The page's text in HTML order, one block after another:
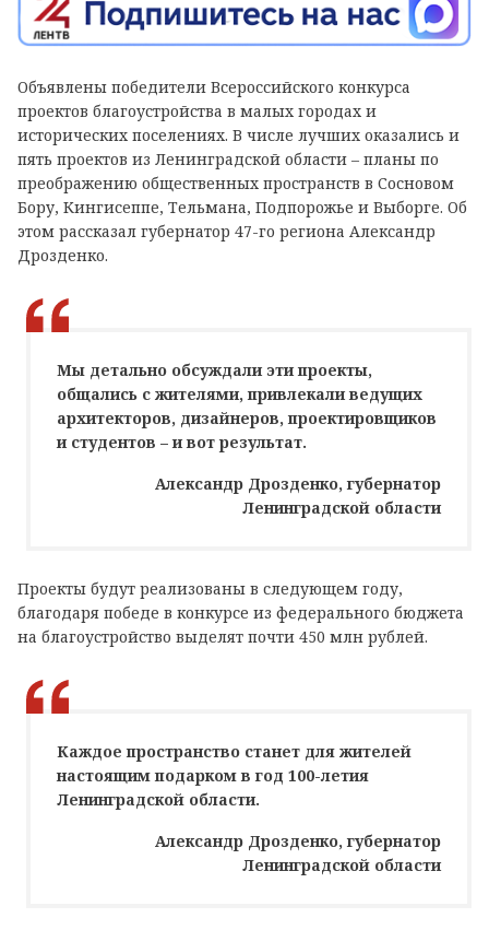
Объявлены победители Всероссийского конкурса
проектов благоустройства в малых городах и
исторических поселениях. В числе лучших оказались и
пять проектов из Ленинградской области – планы по
преображению общественных пространств в Сосновом
Бору, Кингисеппе, Тельмана, Подпорожье и Выборге. Об
этом рассказал губернатор 47-го региона Александр
Дрозденко.
Мы детально обсуждали эти проекты,
общались с жителями, привлекали ведущих
архитекторов, дизайнеров, проектировщиков
и студентов – и вот результат.
Александр Дрозденко, губернатор
Ленинградской области
Проекты будут реализованы в следующем году,
благодаря победе в конкурсе из федерального бюджета
на благоустройство выделят почти 450 млн рублей.
Каждое пространство станет для жителей
настоящим подарком в год 100-летия
Ленинградской области.
Александр Дрозденко, губернатор
Ленинградской области